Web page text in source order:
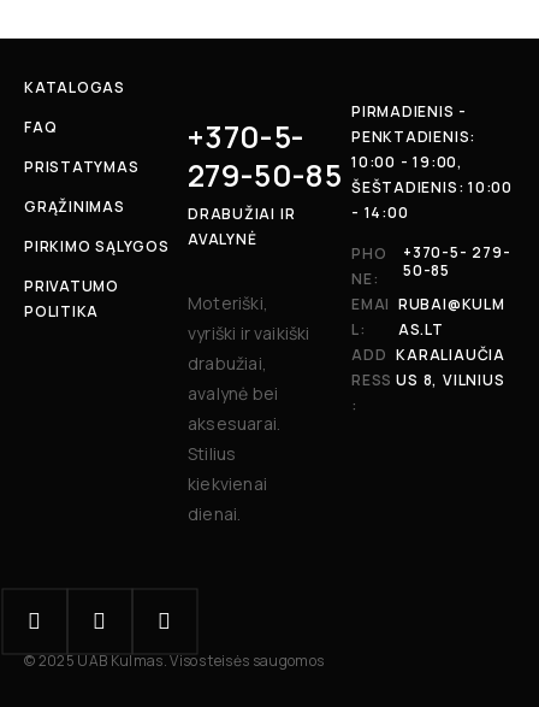
KATALOGAS
FAQ
PRISTATYMAS
GRĄŽINIMAS
PIRKIMO SĄLYGOS
PRIVATUMO
POLITIKA
+370-5-
279-50-85
DRABUŽIAI IR
AVALYNĖ
Moteriški,
vyriški ir vaikiški
drabužiai,
avalynė bei
aksesuarai.
Stilius
kiekvienai
dienai.
PIRMADIENIS -
PENKTADIENIS:
10:00 - 19:00,
ŠEŠTADIENIS: 10:00
- 14:00
PHO
NE:
+370-5- 279-
50-85
EMAI
L:
RUBAI@KULM
AS.LT
ADD
RESS
:
KARALIAUČIA
US 8, VILNIUS
© 2025 UAB Kulmas. Visos teisės saugomos